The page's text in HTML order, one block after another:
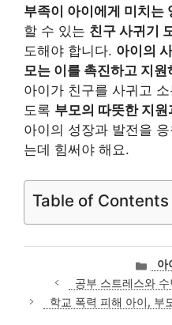
부족이 아이에게 미치는
할 수 있는 친구 사귀기
도해야 합니다. 아이의
모는 이를 촉진하고 지원
아이가 친구를 사귀고
도록 부모의 따뜻한 지
아이의 성장과 발전을
는데 힘써야 해요.
Table of Contents
카
테
고
리
아
공부 스트레스와
학교 폭력 피해 아이, 부